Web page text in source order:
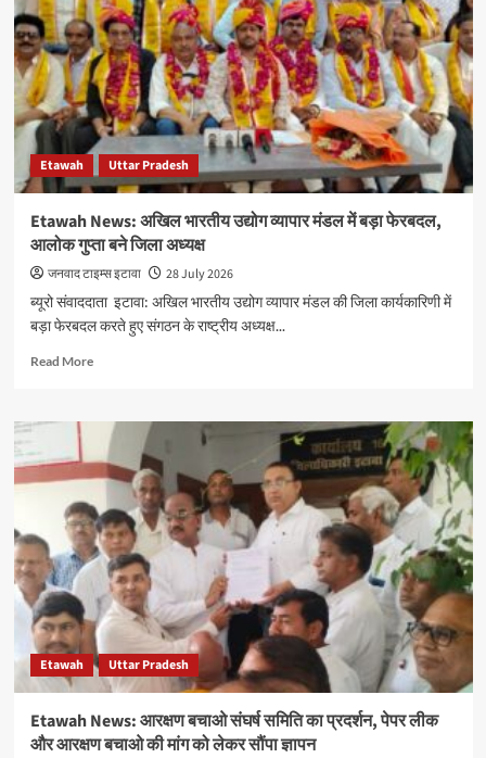
अवसर:
31
अगस्त
तक
विशेष
सेवा
शिविरों
आयोजन
Etawah Uttar Pradesh
Etawah News: अखिल भारतीय उद्योग व्यापार मंडल में बड़ा फेरबदल,
आलोक गुप्ता बने जिला अध्यक्ष
जनवाद टाइम्स इटावा
28 July 2026
ब्यूरो संवाददाता इटावा: अखिल भारतीय उद्योग व्यापार मंडल की जिला कार्यकारिणी में
बड़ा फेरबदल करते हुए संगठन के राष्ट्रीय अध्यक्ष...
Read MoreRead
Etawah
News:
अखिल
भारतीय
उद्योग
व्यापार
मंडल
में
बड़ा
फेरबदल,
आलोक
गुप्ता
बने
जिला
Etawah Uttar Pradesh
Etawah News: आरक्षण बचाओ संघर्ष समिति का प्रदर्शन, पेपर लीक
और आरक्षण बचाओ की मांग को लेकर सौंपा ज्ञापन